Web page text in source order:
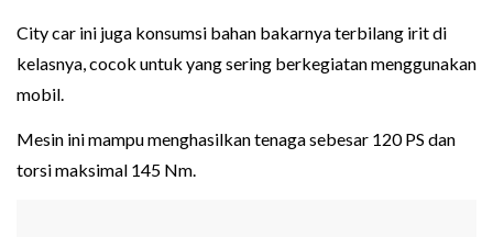
City car ini juga konsumsi bahan bakarnya terbilang irit di
kelasnya, cocok untuk yang sering berkegiatan menggunakan
mobil.
Mesin ini mampu menghasilkan tenaga sebesar 120 PS dan
torsi maksimal 145 Nm.